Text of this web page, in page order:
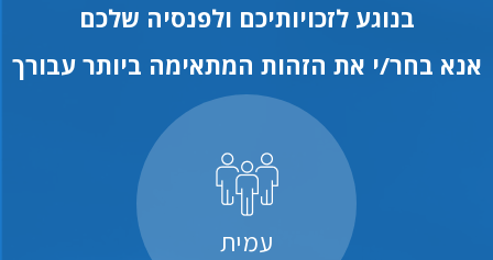
בנוגע לזכויותיכם ולפנסיה שלכם
אנא בחר/י את הזהות המתאימה ביותר עבורך
עמית